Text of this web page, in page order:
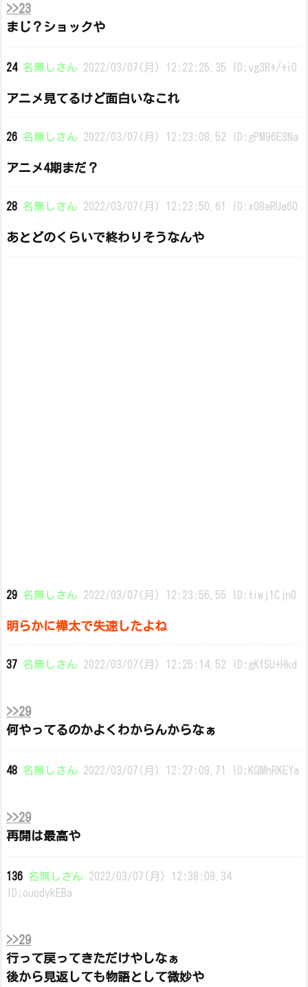
>>23
まじ？ショックや
24 名無しさん 2022/03/07(月) 12:22:25.35 ID:vg3R+/+i0
アニメ見てるけど面白いなこれ
26 名無しさん 2022/03/07(月) 12:23:08.52 ID:gPM96E8Na
アニメ4期まだ？
28 名無しさん 2022/03/07(月) 12:23:50.61 ID:x08eRUa60
あとどのくらいで終わりそうなんや
29 名無しさん 2022/03/07(月) 12:23:56.55 ID:tiwj1Cjn0
明らかに樺太で失速したよね
37 名無しさん 2022/03/07(月) 12:25:14.52 ID:gKfSU+Hkd
>>29
何やってるのかよくわからんからなぁ
48 名無しさん 2022/03/07(月) 12:27:09.71 ID:KQMhRKEYa
>>29
再開は最高や
136 名無しさん 2022/03/07(月) 12:38:09.34
ID:ouodykEBa
>>29
行って戻ってきただけやしなぁ
後から見返しても物語として微妙や